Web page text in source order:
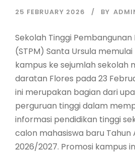
25 FEBRUARY 2026 BY
Sekolah Tinggi
(STPM) Santa Ursula
kampus ke sejumlah sekolah
daratan Flores pada 23
ini merupakan bagian dari
perguruan tinggi dalam
informasi pendidikan tinggi
calon mahasiswa baru Tahun
2026/2027. Promosi kampus